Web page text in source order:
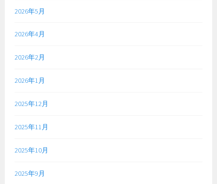
2026年5月
2026年4月
2026年2月
2026年1月
2025年12月
2025年11月
2025年10月
2025年9月